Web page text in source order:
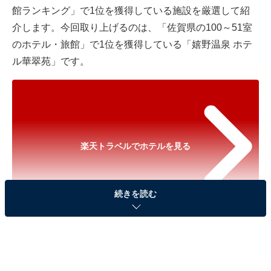
館ランキング」で1位を獲得している施設を厳選して紹
介します。今回取り上げるのは、「佐賀県の100～51室
のホテル・旅館」で1位を獲得している「嬉野温泉 ホテ
ル華翠苑」です。
楽天トラベルでホテルを見る
続きを読む